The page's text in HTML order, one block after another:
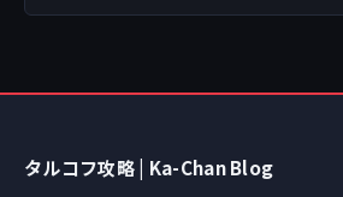
タルコフ攻略 | Ka-Chan Blog